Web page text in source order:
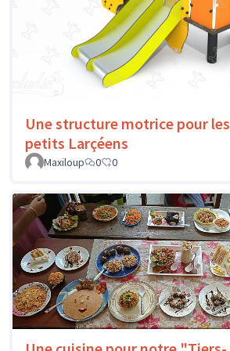
Une structure motrice pour les
petits Larçéens
Maxiloup
0 0